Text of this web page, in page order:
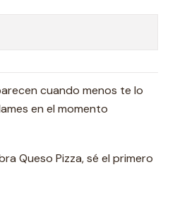
cuando menos te lo
en el momento
Queso Pizza, sé el primero